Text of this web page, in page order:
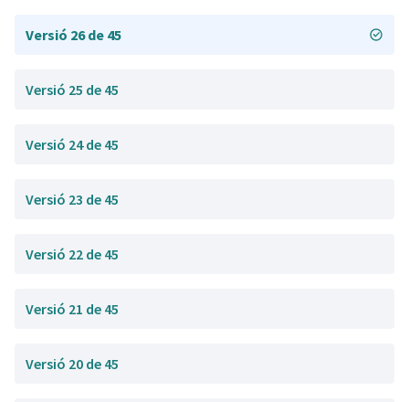
Versió 26 de 45
Versió 25 de 45
Versió 24 de 45
Versió 23 de 45
Versió 22 de 45
Versió 21 de 45
Versió 20 de 45